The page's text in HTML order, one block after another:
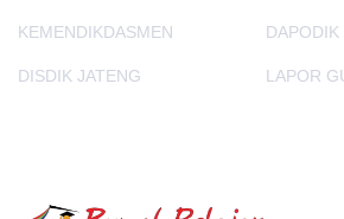
KEMENDIKDASMEN DAPODIK
DISDIK JATENG LAPOR